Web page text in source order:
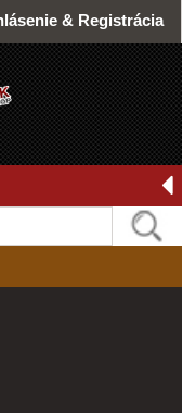
& Registrácia